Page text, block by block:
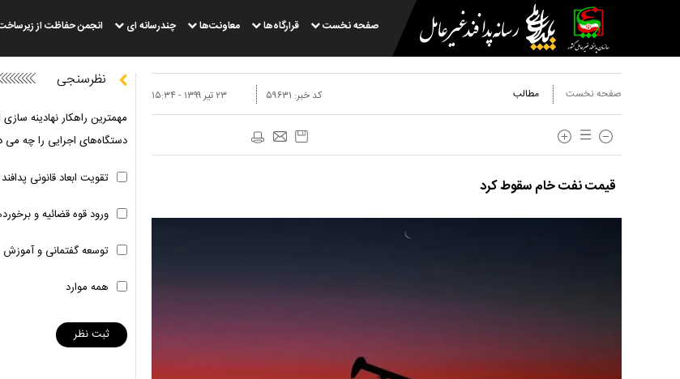
صفحه نخست قرارگاه‌ها معاونت‌ها چندرسانه ای انجمن حفاظت از
صفحه نخست مطالب ۲۳ تير ۱۳۹۹ - ۱۵:۳۴ کد خبر: ۵۹۶۳۱
قیمت نفت خام سقوط کرد
نظرسنجی
مهمترین راهکار نهادینه
دستگاه‌های اجرایی را چه می
تقویت ابعاد قانونی
ورود قوه قضائیه و
توسعه گفتمانی و آموزش
همه موارد